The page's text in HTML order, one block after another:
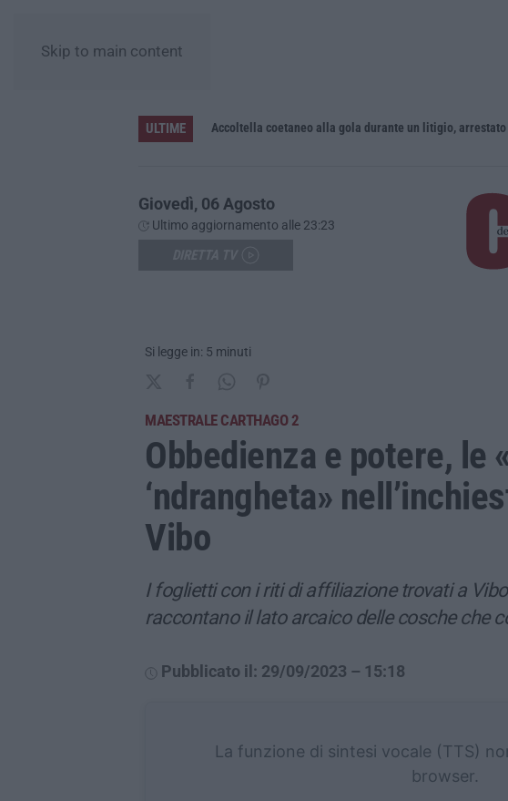
Skip to main content
ULTIME Accoltella coetaneo alla gola durante un litigio, arrestato
Giovedì, 06 Agosto
Ultimo aggiornamento alle 23:23
Si legge in: 5 minuti
MAESTRALE CARTHAGO 2
Obbedienza e potere, le
‘ndrangheta»
Vibo
I foglietti con i riti di affiliazione trovati a
raccontano il lato arcaico delle cosche che
Pubblicato il: 29/09/2023 – 15:18
La funzione di sintesi vocale (TTS)
browser.